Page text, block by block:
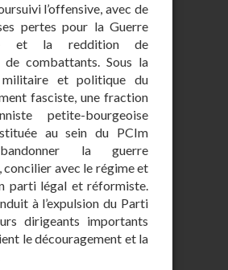
l’offensive, avec de
pertes pour la Guerre
et la reddition de
de combattants. Sous la
militaire et politique du
fasciste, une fraction
petite-bourgeoise
au sein du PCIm
la guerre
concilier avec le régime et
parti légal et réformiste.
à l’expulsion du Parti
dirigeants importants
le découragement et la